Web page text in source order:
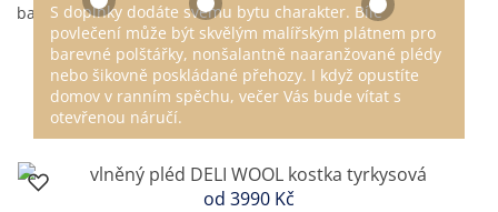
S doplňky dodáte svému bytu charakter. Bílé
povlečení může být skvělým malířským plátnem pro
barevné polštářky, nonšalantně naaranžované plédy
nebo šikovně poskládané přehozy. I když opustíte
domov v ranním spěchu, večer Vás bude vítat s
otevřenou náručí.
od 3990 Kč